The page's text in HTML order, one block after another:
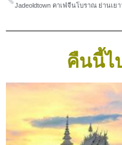
คืนนี้ไ